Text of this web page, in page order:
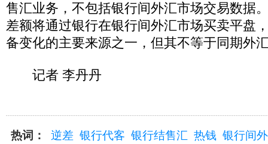
售汇业务，不包括银行间外汇市场交易数据
差额将通过银行在银行间外汇市场买卖平盘
备变化的主要来源之一，但其不等于同期外
记者 李丹丹
热词： 逆差 银行代客 银行结售汇 热钱 银行间